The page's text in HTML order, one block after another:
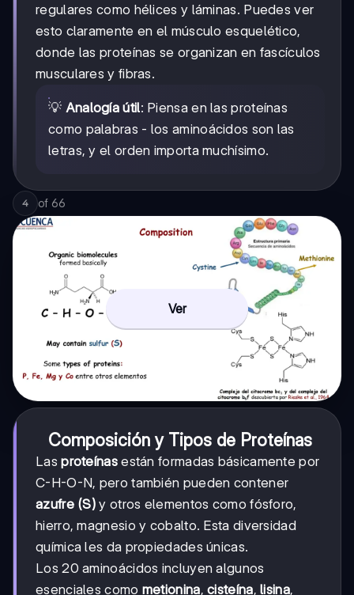
regulares como hélices y láminas. Puedes ver
esto claramente en el músculo esquelético,
donde las proteínas se organizan en fascículos
musculares y fibras.
💡 Analogía útil: Piensa en las proteínas
como palabras - los aminoácidos son las
letras, y el orden importa muchísimo.
4 of 66
Ver
Composición y Tipos de Proteínas
Lasproteínasestán formadas básicamente por
C-H-O-N, pero también pueden contener
azufre (S) y otros elementos como fósforo,
hierro, magnesio y cobalto. Esta diversidad
química les da propiedades únicas.
Los 20 aminoácidos incluyen algunos
esenciales como metionina,cisteína,lisina,